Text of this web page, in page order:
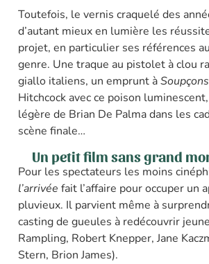
Toutefois, le vernis craquelé des
d’autant mieux en lumière les
projet, en particulier ses références
genre. Une traque au pistolet à clou
giallo italiens, un emprunt àSoupçons
Hitchcock avec ce poison
légère de Brian De Palma dans les
scène finale…
Un petit film sans grand
Pour les spectateurs les moins
l’arrivée fait l’affaire pour occuper un
pluvieux. Il parvient même à
casting de gueules à redécouvrir
Rampling, Robert Knepper, Jane
Stern, Brion James).